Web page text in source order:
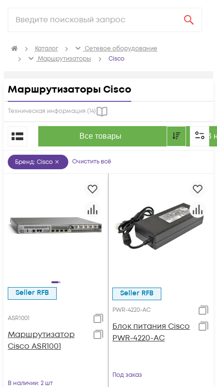
Каталог
Сетевое оборудование
Маршрутизаторы
Cisco
Маршрутизаторы Cisco
Техническая информация (14)
Все товары В
По популярности
Бренд: Cisco Очистить всё
Seller RFB
ASR1001
Маршрутизатор
Cisco ASR1001
В наличии: 2 шт
Seller RFB
PWR-4220-AC
Блок питания Cisco
PWR-4220-AC
Под заказ